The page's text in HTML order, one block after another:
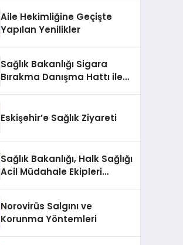
Aile Hekimliğine Geçişte
Yapılan Yenilikler
Sağlık Bakanlığı Sigara
Bırakma Danışma Hattı ile
Eskişehir’e Sağlık Ziyareti
Sağlık Bakanlığı, Halk Sağlığı
Acil Müdahale Ekipleri
Norovirüs Salgını ve
Korunma Yöntemleri